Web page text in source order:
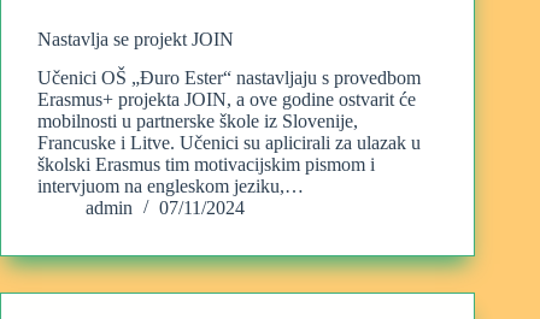
Nastavlja se projekt JOIN
Učenici OŠ „Đuro Ester“ nastavljaju s provedbom
Erasmus+ projekta JOIN, a ove godine ostvarit će
mobilnosti u partnerske škole iz Slovenije,
Francuske i Litve. Učenici su aplicirali za ulazak u
školski Erasmus tim motivacijskim pismom i
intervjuom na engleskom jeziku,…
admin
07/11/2024